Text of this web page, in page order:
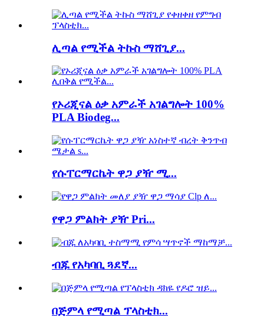
ሊጣል የሚችል ትኩስ ማሸጊያ...
የኦሪጂናል ዕቃ አምራች አገልግሎት 100%
PLA Biodeg...
የሱፐርማርኬት ዋጋ ያዥ ሚ...
የዋጋ ምልክት ያዥ Pri...
ብጁ የአካባቢ ጓደኛ...
በጅምላ የሚጣል ፕላስቲክ...